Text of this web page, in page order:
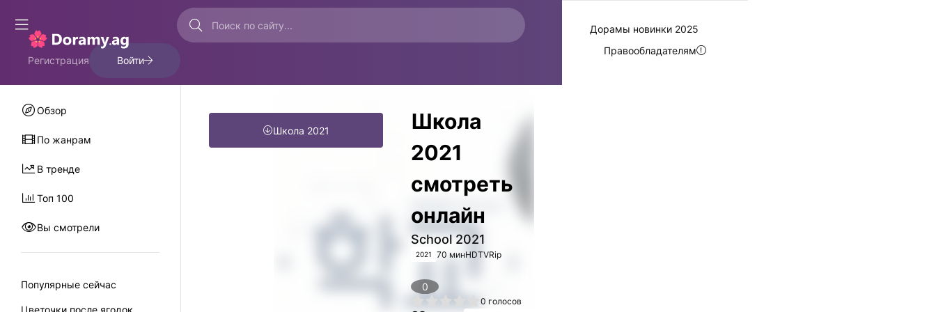
Регистрация Войти
Школа
2021
смотреть
онлайн
School 2021
2021 70 минHDTVRip
Школа 2021
0
0 голосов
Обзор
По жанрам
В тренде
Топ 100
Вы смотрели
Популярные сейчас
Цветочки после ягодок
Дорамы новинки 2025
Правообладателям